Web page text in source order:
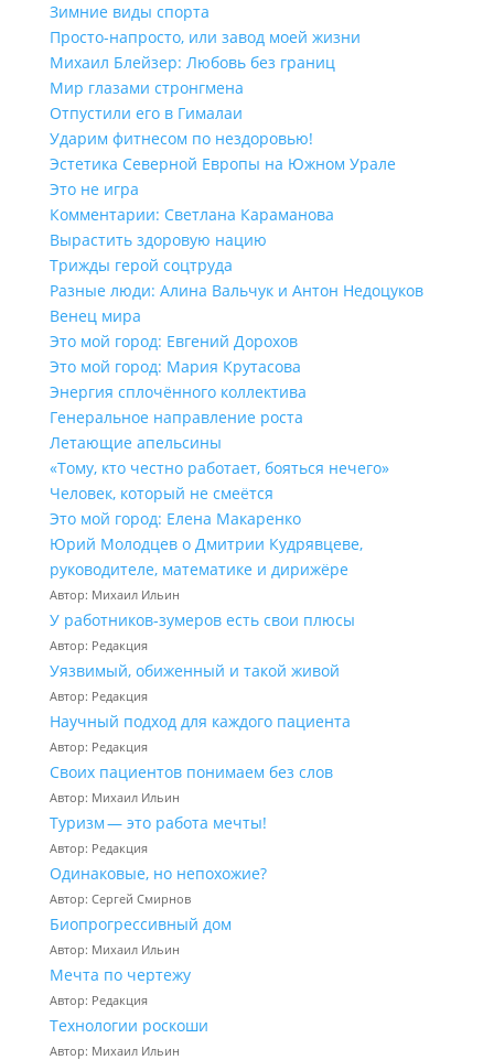
Зимние виды спорта
Просто-напросто, или завод моей жизни
Михаил Блейзер: Любовь без границ
Мир глазами стронгмена
Отпустили его в Гималаи
Ударим фитнесом по нездоровью!
Эстетика Северной Европы на Южном Урале
Это не игра
Комментарии: Светлана Караманова
Вырастить здоровую нацию
Трижды герой соцтруда
Разные люди: Алина Вальчук и Антон Недоцуков
Венец мира
Это мой город: Евгений Дорохов
Это мой город: Мария Крутасова
Энергия сплочённого коллектива
Генеральное направление роста
Летающие апельсины
«Тому, кто честно работает, бояться нечего»
Человек, который не смеётся
Это мой город: Елена Макаренко
Юрий Молодцев о Дмитрии Кудрявцеве,
руководителе, математике и дирижёре
Автор: Михаил Ильин
У работников‑зумеров есть свои плюсы
Автор: Редакция
Уязвимый, обиженный и такой живой
Автор: Редакция
Научный подход для каждого пациента
Автор: Редакция
Своих пациентов понимаем без слов
Автор: Михаил Ильин
Туризм — это работа мечты!
Автор: Редакция
Одинаковые, но непохожие?
Автор: Сергей Смирнов
Биопрогрессивный дом
Автор: Михаил Ильин
Мечта по чертежу
Автор: Редакция
Технологии роскоши
Автор: Михаил Ильин